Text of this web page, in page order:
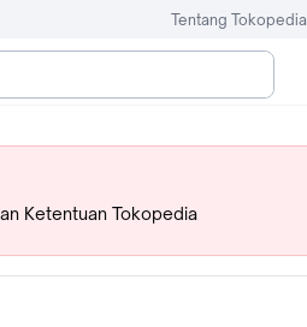
Tentang Tokopedia
Ketentuan Tokopedia